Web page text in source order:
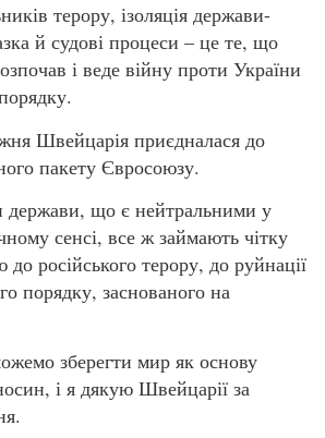
терору, ізоляція держави-
й судові процеси – це те, що
і веде війну проти України
Швейцарія приєдналася до
пакету Євросоюзу.
що є нейтральними у
сенсі, все ж займають чітку
російського терору, до руйнації
порядку, заснованого на
зберегти мир як основу
і я дякую Швейцарії за